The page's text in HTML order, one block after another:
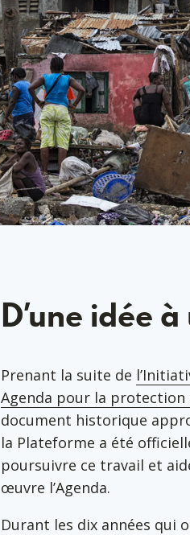
D’une idée
Prenant la suite de
Agenda pour la protection
document historique
la Plateforme a été
poursuivre ce travail et
œuvre l’Agenda.
Durant les dix années qui